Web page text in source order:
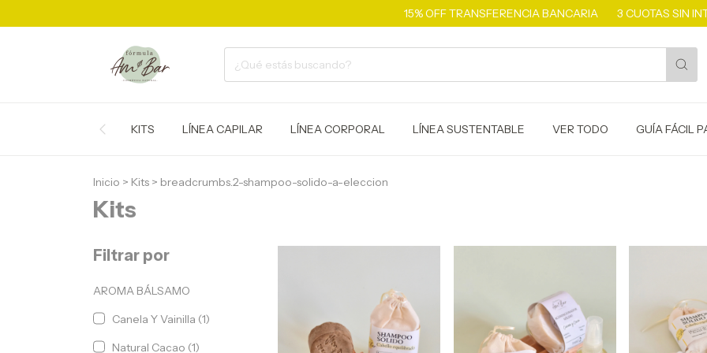
15% OFF TRANSFERENCIA BANCARIA 3 CUOTAS SIN INTERÉS
KITS LÍNEA CAPILAR LÍNEA CORPORAL LÍNEA SUSTENTABLE VER TODO GUÍA FÁCIL
Inicio > Kits > breadcrumbs.2-shampoo-solido-a-eleccion
Kits
Filtrar por
AROMA BÁLSAMO
Canela Y Vainilla (1)
Natural Cacao (1)